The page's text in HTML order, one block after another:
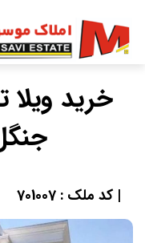
خرید ویلا
جنگل 420
| کد ملک : 701007